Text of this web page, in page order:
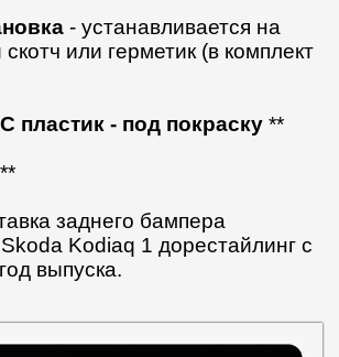
- устанавливается на
или герметик (в комплект
пластик - под покраску **
заднего бампера
Kodiaq 1 дорестайлинг с
выпуска.